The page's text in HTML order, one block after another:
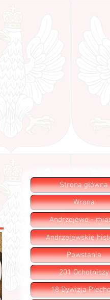
Strona główna
Wrona
Andrzejewo -
Andrzejewskie
Powstania
201 Ochotniczy
18 Dywizja